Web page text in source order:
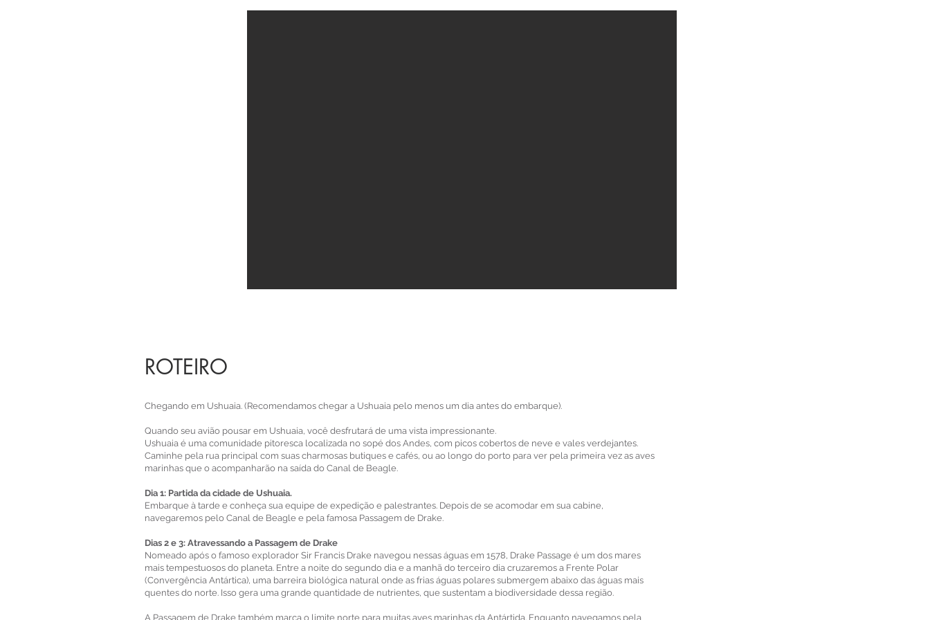
ROTEIRO
Chegando em Ushuaia. (Recomendamos chegar a Ushuaia pelo menos um dia antes do embarque).
Quando seu avião pousar em Ushuaia, você desfrutará de uma vista impressionante.
Ushuaia é uma comunidade pitoresca localizada no sopé dos Andes, com picos cobertos de neve e vales verdejantes.
Caminhe pela rua principal com suas charmosas butiques e cafés, ou ao longo do porto para ver pela primeira vez as aves
marinhas que o acompanharão na saída do Canal de Beagle.
Dia 1: Partida da cidade de Ushuaia.
Embarque à tarde e conheça sua equipe de expedição e palestrantes. Depois de se acomodar em sua cabine,
navegaremos pelo Canal de Beagle e pela famosa Passagem de Drake.
Dias 2 e 3: Atravessando a Passagem de Drake
Nomeado após o famoso explorador Sir Francis Drake navegou nessas águas em 1578, Drake Passage é um dos mares
mais tempestuosos do planeta. Entre a noite do segundo dia e a manhã do terceiro dia cruzaremos a Frente Polar
(Convergência Antártica), uma barreira biológica natural onde as frias águas polares submergem abaixo das águas mais
quentes do norte. Isso gera uma grande quantidade de nutrientes, que sustentam a biodiversidade dessa região.
A Passagem de Drake também marca o limite norte para muitas aves marinhas da Antártida. Enquanto navegamos pela